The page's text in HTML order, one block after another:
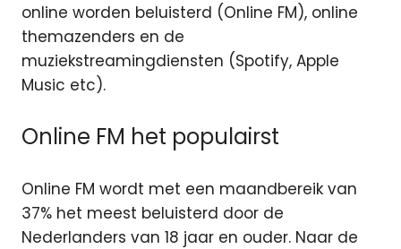
online worden beluisterd (Online FM), online
themazenders en de
muziekstreamingdiensten (Spotify, Apple
Music etc).
Online FM het populairst
Online FM wordt met een maandbereik van
37% het meest beluisterd door de
Nederlanders van 18 jaar en ouder. Naar de